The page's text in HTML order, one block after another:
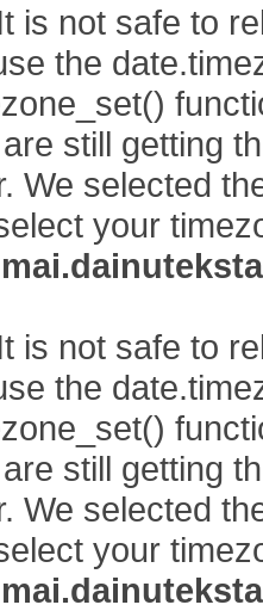
is not safe to
the
still getting
We selected
your
is not safe to
the
still getting
We selected
your